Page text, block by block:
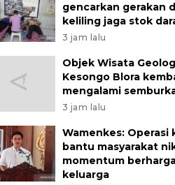
gencarkan gerakan
keliling jaga stok
3 jam lalu
Objek Wisata
Kesongo Blora
mengalami
3 jam lalu
Wamenkes: Operasi
bantu masyarakat
momentum
keluarga